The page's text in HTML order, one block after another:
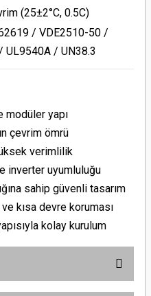
(25±2°C, 0.5C)
/ VDE2510-50 /
UL9540A / UN38.3
modüler yapı
çevrim ömrü
verimlilik
inverter uyumluluğu
sahip güvenli tasarım
ve kısa devre koruması
kolay kurulum